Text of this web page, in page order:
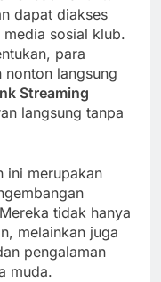
dapat diakses
sosial klub.
para
nonton langsung
Streaming
langsung tanpa
ini merupakan
tidak hanya
melainkan juga
pengalaman
muda.